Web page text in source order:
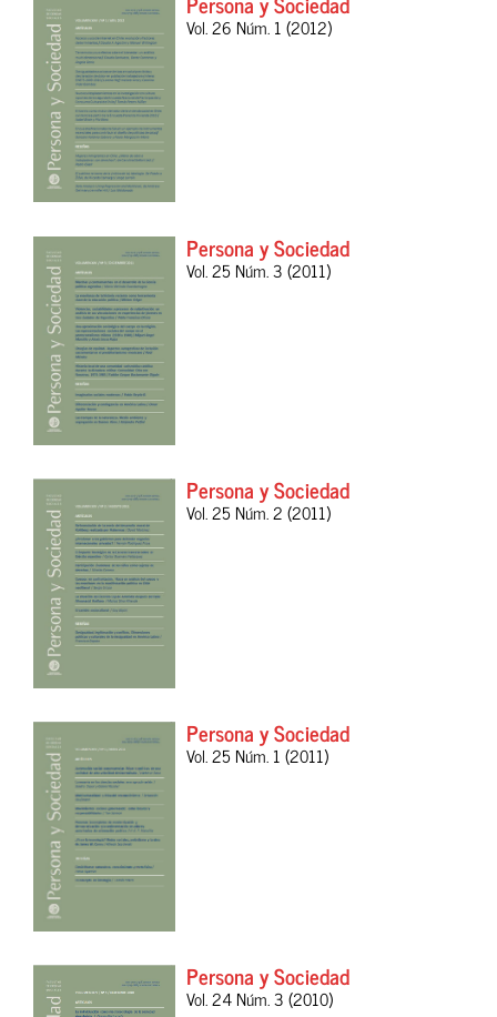
Vol. 26 Núm. 1 (2012)
Persona y Sociedad
Vol. 25 Núm. 3 (2011)
Persona y Sociedad
Vol. 25 Núm. 2 (2011)
Persona y Sociedad
Vol. 25 Núm. 1 (2011)
Persona y Sociedad
Vol. 24 Núm. 3 (2010)